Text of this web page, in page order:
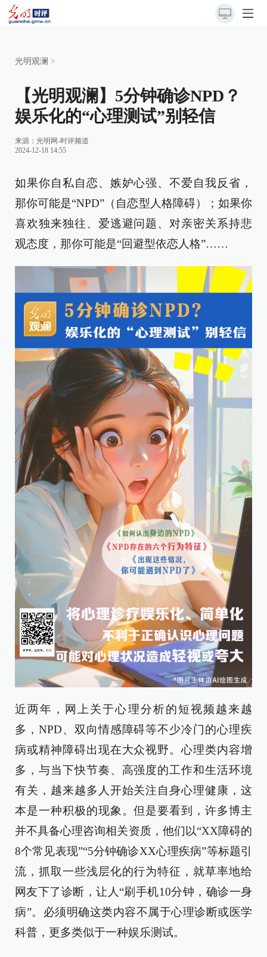
光明观澜 >
【光明观澜】5分钟确诊NPD？
娱乐化的“心理测试”别轻信
来源： 光明网-时评频道
2024-12-18 14:55
如果你自私自恋、嫉妒心强、不爱自我反省，
那你可能是“NPD”（自恋型人格障碍）；如果你
喜欢独来独往、爱逃避问题、对亲密关系持悲
观态度，那你可能是“回避型依恋人格”……
近两年，网上关于心理分析的短视频越来越
多，NPD、双向情感障碍等不少冷门的心理疾
病或精神障碍出现在大众视野。心理类内容增
多，与当下快节奏、高强度的工作和生活环境
有关，越来越多人开始关注自身心理健康，这
本是一种积极的现象。但是要看到，许多博主
并不具备心理咨询相关资质，他们以“XX障碍的
8个常见表现”“5分钟确诊XX心理疾病”等标题引
流，抓取一些浅层化的行为特征，就草率地给
网友下了诊断，让人“刷手机10分钟，确诊一身
病”。必须明确这类内容不属于心理诊断或医学
科普，更多类似于一种娱乐测试。